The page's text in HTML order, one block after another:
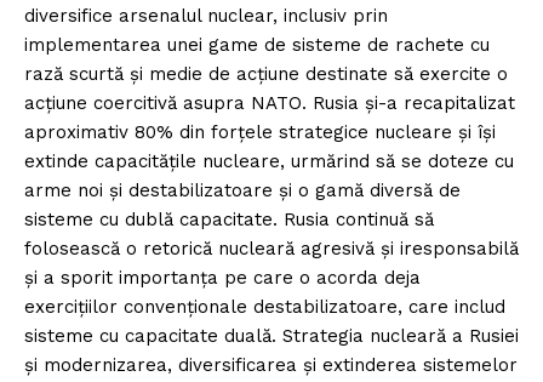
diversifice arsenalul nuclear, inclusiv prin
implementarea unei game de sisteme de rachete cu
rază scurtă şi medie de acţiune destinate să exercite o
acţiune coercitivă asupra NATO. Rusia şi-a recapitalizat
aproximativ 80% din forţele strategice nucleare şi îşi
extinde capacităţile nucleare, urmărind să se doteze cu
arme noi şi destabilizatoare şi o gamă diversă de
sisteme cu dublă capacitate. Rusia continuă să
folosească o retorică nucleară agresivă şi iresponsabilă
şi a sporit importanţa pe care o acorda deja
exerciţiilor convenţionale destabilizatoare, care includ
sisteme cu capacitate duală. Strategia nucleară a Rusiei
şi modernizarea, diversificarea şi extinderea sistemelor